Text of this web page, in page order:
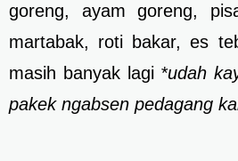
goreng, ayam goreng,
martabak, roti bakar, es
masih banyak lagi *udah
pakek ngabsen pedagang